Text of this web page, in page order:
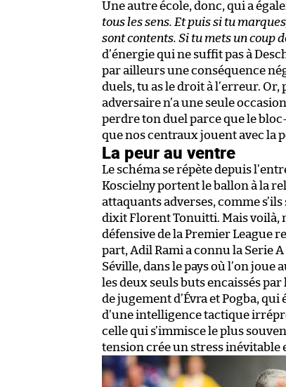
Une autre école, donc, qui a
tous les sens. Et puis si tu
sont contents. Si tu mets un coup
d’énergie qui ne suffit pas à
par ailleurs une conséquence
duels, tu as le droit à l’erreur.
adversaire n’a une seule
perdre ton duel parce que le
que nos centraux jouent avec la
La peur au ventre
Le schéma se répète depuis
Koscielny portent le ballon à la
attaquants adverses, comme
dixit Florent Tonuitti. Mais voilà,
défensive de la Premier League
part, Adil Rami a connu la Serie
Séville, dans le pays où l’on joue
les deux seuls buts encaissés
de jugement d’Évra et Pogba,
d’une intelligence tactique
celle qui s’immisce le plus
tension crée un stress inévitable